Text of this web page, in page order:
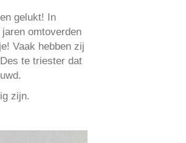
gelukt! In
omtoverden
Vaak hebben zij
te triester dat
zijn.